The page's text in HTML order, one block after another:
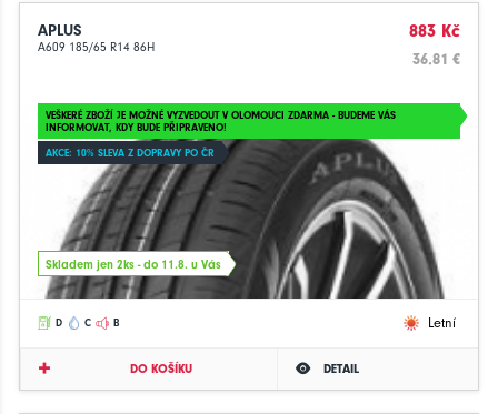
APLUS
A609 185/65 R14 86H
883 Kč
36.81 €
VEŠKERÉ ZBOŽÍ JE MOŽNÉ VYZVEDOUT V OLOMOUCI ZDARMA - BUDEME VÁS
INFORMOVAT, KDY BUDE PŘIPRAVENO!
AKCE: 10% SLEVA Z DOPRAVY PO ČR
Skladem jen 2ks - do 11.8. u Vás
D C B Letní
DO KOŠÍKU DETAIL